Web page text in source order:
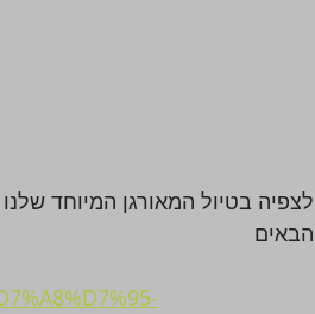
לצפיה בטיול המאורגן המיוחד
הבאים